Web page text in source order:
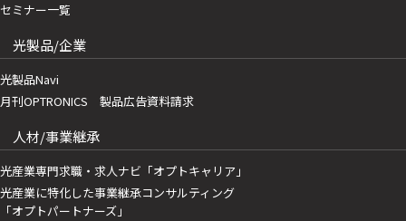
セミナー一覧
光製品/企業
光製品Navi
月刊OPTRONICS 製品広告資料請求
人材/事業継承
光産業専門求職・求人ナビ「オプトキャリア」
光産業に特化した事業継承コンサルティング
「オプトパートナーズ」